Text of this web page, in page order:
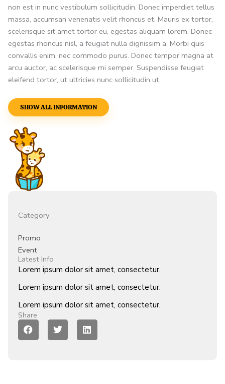
non est in nunc vestibulum sollicitudin. Donec imperdiet tellus
massa, accumsan venenatis velit rhoncus et. Mauris ex tortor,
scelerisque sit amet tortor eu, egestas aliquam lorem. Donec
egestas rhoncus nisl, a feugiat nulla dignissim a. Morbi quis
convallis enim, nec commodo purus. Donec tempor magna at
arcu auctor, ac scelerisque mi semper. Suspendisse feugiat
eleifend tortor, ut ultricies nunc sollicitudin ut.
SHOW ALL INFORMATION
Category
Promo
Event
Latest Info
Lorem ipsum dolor sit amet, consectetur.
Lorem ipsum dolor sit amet, consectetur.
Lorem ipsum dolor sit amet, consectetur.
Share